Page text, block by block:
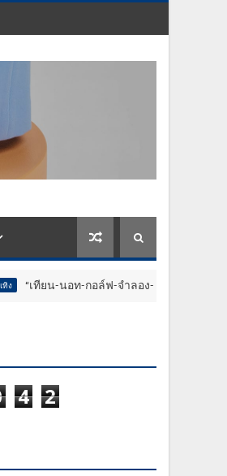
ท-กอล์ฟ-จำลอง-โฟล์ค” ร้องจ๊าก!! อุปกรณ์ม่
4 2